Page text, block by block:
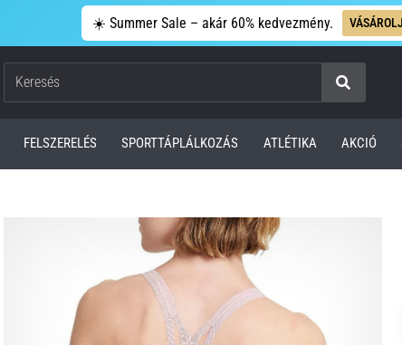
☀️ Summer Sale – akár 60% kedvezmény.
Keresés
FELSZERELÉS SPORTTÁPLÁLKOZÁS ATLÉTIKA AKCIÓ